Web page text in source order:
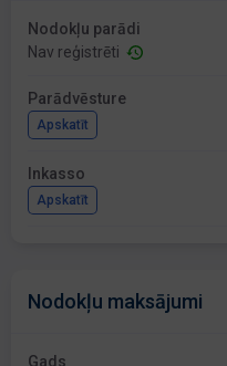
Nodokļu parādi
Nav reģistrēti
Parādvēsture
Apskatīt
Inkasso
Apskatīt
Nodokļu maksājumi
Gads